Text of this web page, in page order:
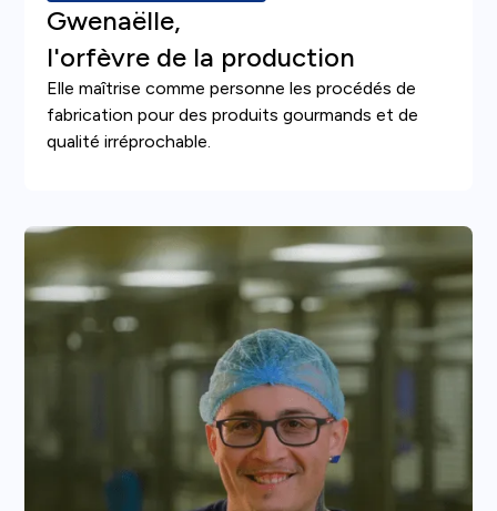
Gwenaëlle,
l'orfèvre de la production
Elle maîtrise comme personne les procédés de
fabrication pour des produits gourmands et de
qualité irréprochable.